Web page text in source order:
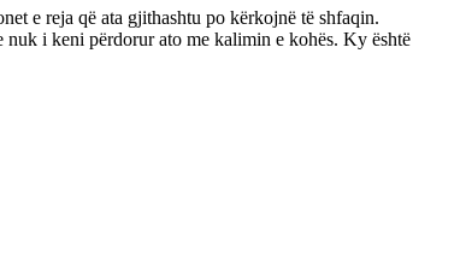
e reja që ata gjithashtu po kërkojnë të shfaqin.
i keni përdorur ato me kalimin e kohës. Ky është